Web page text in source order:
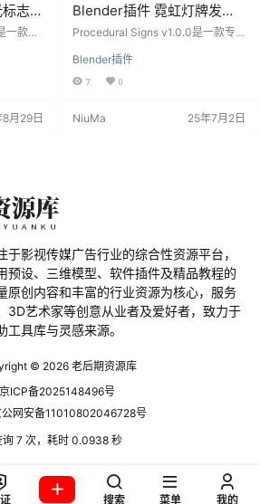
志店
一款强
了一
为您
现。
…
月29日
Blender插件 霓虹灯牌发光
标志店招门牌生成器
Procedural Signs v1.0.0是一款专
虹灯牌发光标志店招门牌生成的全
新体验。这一独特而多样的工具
计增添令人瞩目的深度和细节。 主
Blender插件
7 0
NiuMa 25年7月2日
影视传媒广告行业的综合性资源平台，
预设、三维模型、软件插件及精品教程的
原创内容和丰富的行业资源为核心，服务
3D艺术家等创意从业者及爱好者，致力于
具库与灵感来源。
© 2026 老后期资源库
京ICP备2025148496号
公网安备11010802046728号
询 7 次，耗时 0.0938 秒
搜索 菜单 我的